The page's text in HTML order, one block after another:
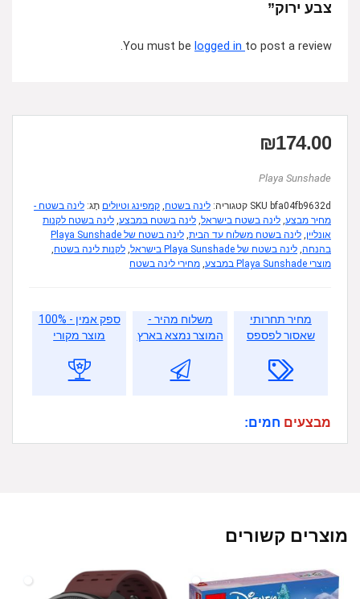
צבע ירוק”
You must be logged in to post a review.
₪174.00
Playa Sunshade
SKU bfa04fb9632d קטגוריה: לינה בשטח, קמפינג וטיולים תָג: לינה בשטח -
מחיר מבצע, לינה בשטח בישראל, לינה בשטח במבצע, לינה בשטח לקנות
אונליין, לינה בשטח משלוח עד הבית,
לינה בשטח של Playa Sunshade
בהנחה, לינה בשטח של Playa Sunshade בישראל , לקנות לינה בשטח,
מוצרי Playa Sunshade במבצע
, מחירי לינה בשטח
מחיר תחרותי
שאסור לפספס
משלוח מהיר -
המוצר נמצא בארץ
ספק אמין - 100%
מוצר מקורי
מבצעים חמים:
מוצרים קשורים